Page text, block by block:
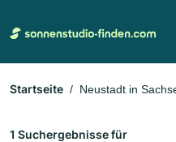
Startseite Neustadt in
1 Suchergebnisse für